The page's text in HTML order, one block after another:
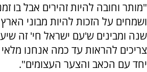
"מותר וחובה להיות זהירים אבל בו
ושמחים על הזכות להיות מבוני
שנה ומבינים ש'עם ישראל חי' זה
צריכים להראות עד כמה אנחנו
יחד עם הכאב והצער העצומים".